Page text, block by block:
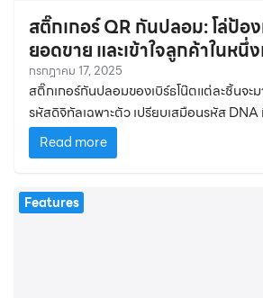
สติ๊กเกอร์ QR กันปลอม: โล่ป้อ
ยอดขาย และเข้าใจลูกค้าในหนึ่
กรกฎาคม 17, 2025
สติ๊กเกอร์กันปลอมของเบิร์ธโน๊ตแต่ละชิ้นจะ
รหัสดิจิทัลเฉพาะตัว เปรียบเสมือนรหัส DNA
ปลอมแปลงเป็นไปได้ยากมาก
Read more
Features